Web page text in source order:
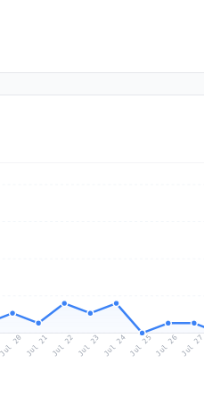
Jul 20 Jul 21 Jul 22 Jul 23 Jul 24Jul 25 Jul 26Jul 27